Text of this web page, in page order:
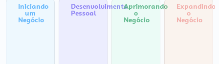
Iniciando
um
Negócio
Desenvolvimento
Pessoal
Aprimorando
o
Negócio
Expandindo
o
Negócio